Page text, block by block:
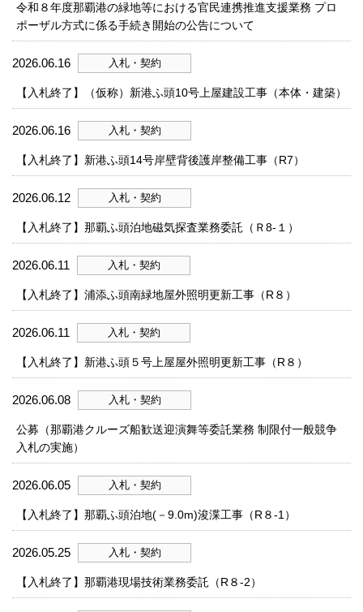
令和８年度那覇港の緑地等における官民連携推進支援業務 プロ
ポーザル方式に係る手続き開始の公告について
2026.06.16 入札・契約
【入札終了】（仮称）新港ふ頭10号上屋建設工事（本体・建築）
2026.06.16 入札・契約
【入札終了】新港ふ頭14号岸壁背後護岸整備工事（R7）
2026.06.12 入札・契約
【入札終了】那覇ふ頭泊地磁気探査業務委託（Ｒ8-１）
2026.06.11 入札・契約
【入札終了】浦添ふ頭南緑地屋外照明更新工事（R８）
2026.06.11 入札・契約
【入札終了】新港ふ頭５号上屋屋外照明更新工事（R８）
2026.06.08 入札・契約
公募（那覇港クルーズ船歓送迎演舞等委託業務 制限付一般競争
入札の実施）
2026.06.05 入札・契約
【入札終了】那覇ふ頭泊地(－9.0m)浚渫工事（R８-1）
2026.05.25 入札・契約
【入札終了】那覇港現場技術業務委託（R８-2）